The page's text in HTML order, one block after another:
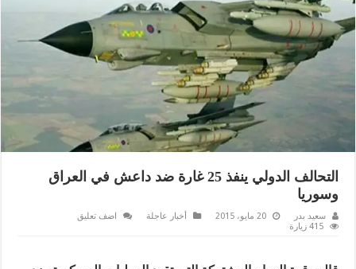
التحالف الدولي ينفذ 25 غارة ضد داعش في العراق
وسوريا
سعيد بدر 20 مايو، 2015 أخبار عاجلة
اضف تعليق
415 زيارة